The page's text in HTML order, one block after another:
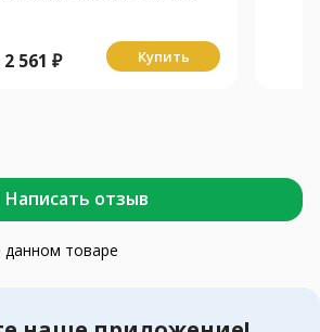
2 561 ₽ Купить
Написать отзыв
товаре